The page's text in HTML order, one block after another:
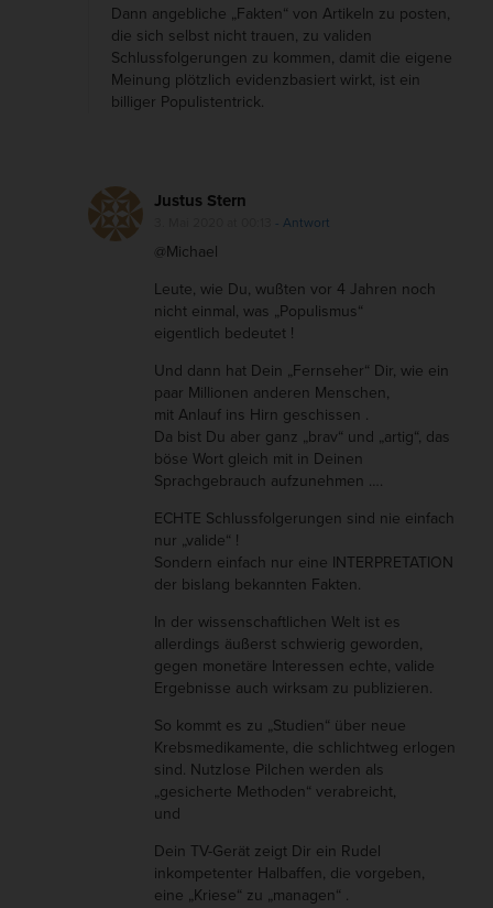
Dann angebliche „Fakten“ von Artikeln zu posten,
die sich selbst nicht trauen, zu validen
Schlussfolgerungen zu kommen, damit die eigene
Meinung plötzlich evidenzbasiert wirkt, ist ein
billiger Populistentrick.
Justus Stern
- Antwort
@Michael
Leute, wie Du, wußten vor 4 Jahren noch
nicht einmal, was „Populismus“
eigentlich bedeutet !
Und dann hat Dein „Fernseher“ Dir, wie ein
paar Millionen anderen Menschen,
mit Anlauf ins Hirn geschissen .
Da bist Du aber ganz „brav“ und „artig“, das
böse Wort gleich mit in Deinen
Sprachgebrauch aufzunehmen ….
ECHTE Schlussfolgerungen sind nie einfach
nur „valide“ !
Sondern einfach nur eine INTERPRETATION
der bislang bekannten Fakten.
In der wissenschaftlichen Welt ist es
allerdings äußerst schwierig geworden,
gegen monetäre Interessen echte, valide
Ergebnisse auch wirksam zu publizieren.
So kommt es zu „Studien“ über neue
Krebsmedikamente, die schlichtweg erlogen
sind. Nutzlose Pilchen werden als
„gesicherte Methoden“ verabreicht,
und
Dein TV-Gerät zeigt Dir ein Rudel
inkompetenter Halbaffen, die vorgeben,
eine „Kriese“ zu „managen“ .